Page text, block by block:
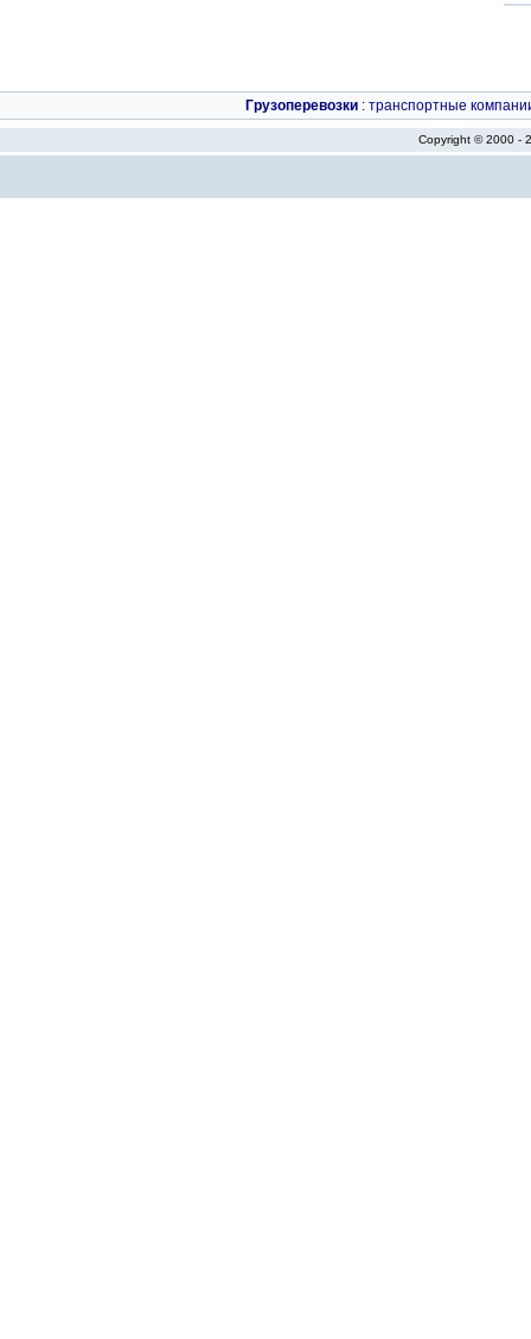
Грузоперевозки : транспортные
Copyright © 2000 -